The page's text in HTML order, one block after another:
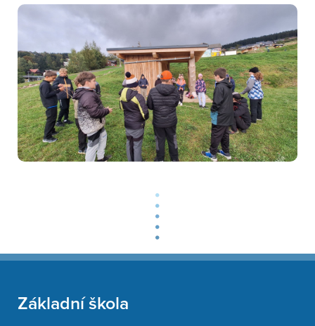
Základní škola